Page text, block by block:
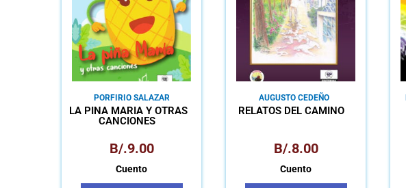
PORFIRIO SALAZAR
LA PIÑA MARÍA Y OTRAS
CANCIONES
B/.9.00
Cuento
AUGUSTO CEDEÑO
RELATOS DEL CAMINO
B/.8.00
Cuento